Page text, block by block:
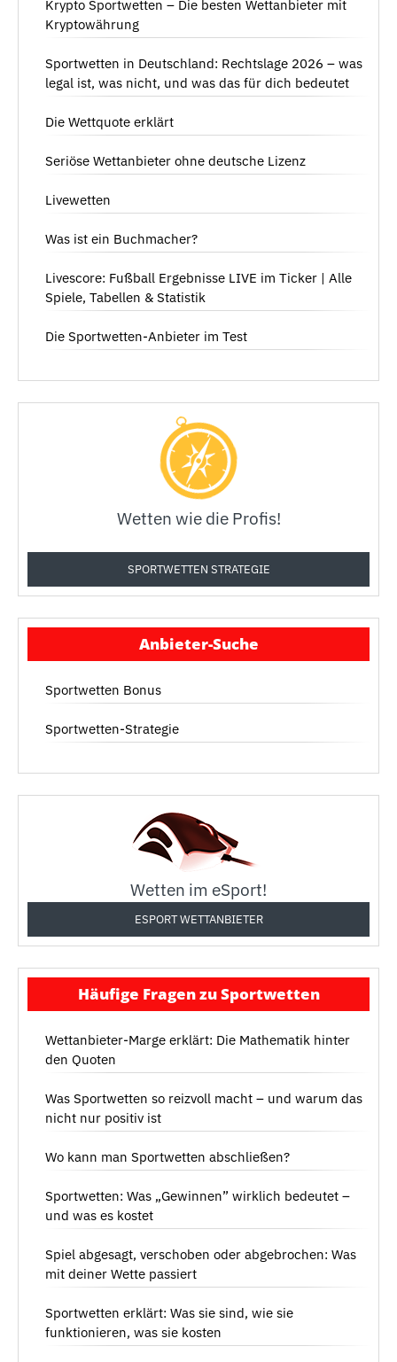
Krypto Sportwetten – Die besten Wettanbieter mit
Kryptowährung
Sportwetten in Deutschland: Rechtslage 2026 – was
legal ist, was nicht, und was das für dich bedeutet
Die Wettquote erklärt
Seriöse Wettanbieter ohne deutsche Lizenz
Livewetten
Was ist ein Buchmacher?
Livescore: Fußball Ergebnisse LIVE im Ticker | Alle
Spiele, Tabellen & Statistik
Die Sportwetten-Anbieter im Test
Wetten wie die Profis!
SPORTWETTEN STRATEGIE
Anbieter-Suche
Sportwetten Bonus
Sportwetten-Strategie
Wetten im eSport!
ESPORT WETTANBIETER
Häufige Fragen zu Sportwetten
Wettanbieter-Marge erklärt: Die Mathematik hinter
den Quoten
Was Sportwetten so reizvoll macht – und warum das
nicht nur positiv ist
Wo kann man Sportwetten abschließen?
Sportwetten: Was „Gewinnen” wirklich bedeutet –
und was es kostet
Spiel abgesagt, verschoben oder abgebrochen: Was
mit deiner Wette passiert
Sportwetten erklärt: Was sie sind, wie sie
funktionieren, was sie kosten